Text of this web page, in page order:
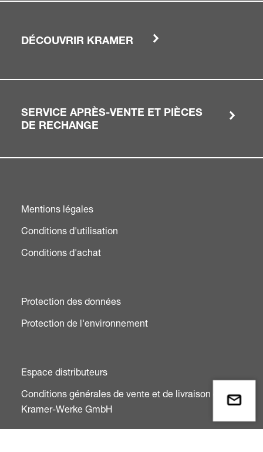
DÉCOUVRIR KRAMER
SERVICE APRÈS-VENTE ET PIÈCES
DE RECHANGE
Mentions légales
Conditions d'utilisation
Conditions d'achat
Protection des données
Protection de l'environnement
Espace distributeurs
Conditions générales de vente et de livraison de
Kramer-Werke GmbH